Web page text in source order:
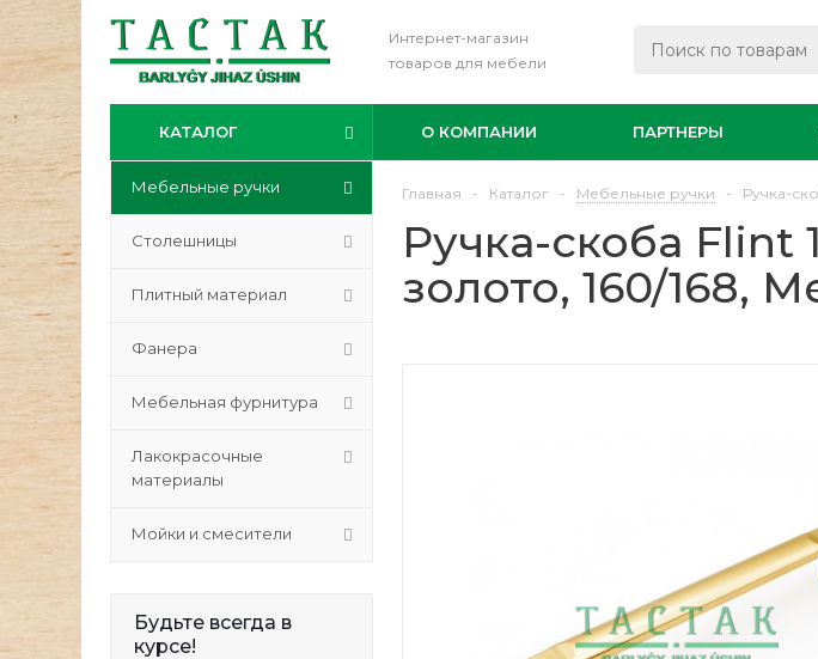
Интернет-магазин
товаров для мебели
КАТАЛОГ О КОМПАНИИ ПАРТНЕРЫ
Мебельные ручки
Столешницы
Плитный материал
Фанера
Мебельная фурнитура
Лакокрасочные
материалы
Мойки и смесители
Будьте всегда в
курсе!
Главная - Каталог - Мебельные ручки - Ручка-
Ручка-скоба Flint
золото, 160/168,